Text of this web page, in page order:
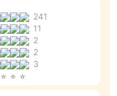
241
11
2
2
3